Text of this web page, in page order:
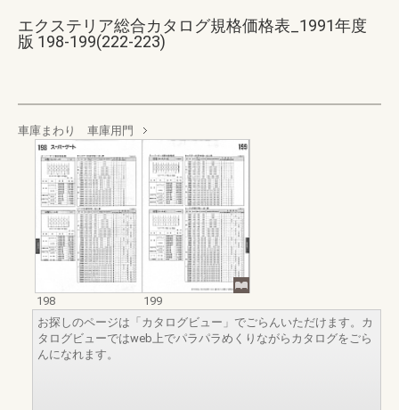
エクステリア総合カタログ規格価格表_1991年度
版 198-199(222-223)
車庫まわり 車庫用門
198
199
お探しのページは「カタログビュー」でごらんいただけます。カ
タログビューではweb上でパラパラめくりながらカタログをごら
んになれます。